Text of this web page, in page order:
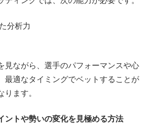
分析力
見ながら、選手のパフォーマンスや心
最適なタイミングでベットすることが
ます。
ントや勢いの変化を見極める方法